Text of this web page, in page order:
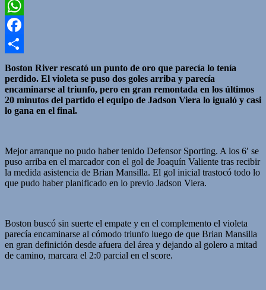
Twitter
WhatsApp
Facebook
Compartir
Boston River rescató un punto de oro que parecía lo tenía
perdido. El violeta se puso dos goles arriba y parecía
encaminarse al triunfo, pero en gran remontada en los últimos
20 minutos del partido el equipo de Jadson Viera lo igualó y casi
lo gana en el final.
Mejor arranque no pudo haber tenido Defensor Sporting. A los 6′ se
puso arriba en el marcador con el gol de Joaquín Valiente tras recibir
la medida asistencia de Brian Mansilla. El gol inicial trastocó todo lo
que pudo haber planificado en lo previo Jadson Viera.
Boston buscó sin suerte el empate y en el complemento el violeta
parecía encaminarse al cómodo triunfo luego de que Brian Mansilla
en gran definición desde afuera del área y dejando al golero a mitad
de camino, marcara el 2:0 parcial en el score.